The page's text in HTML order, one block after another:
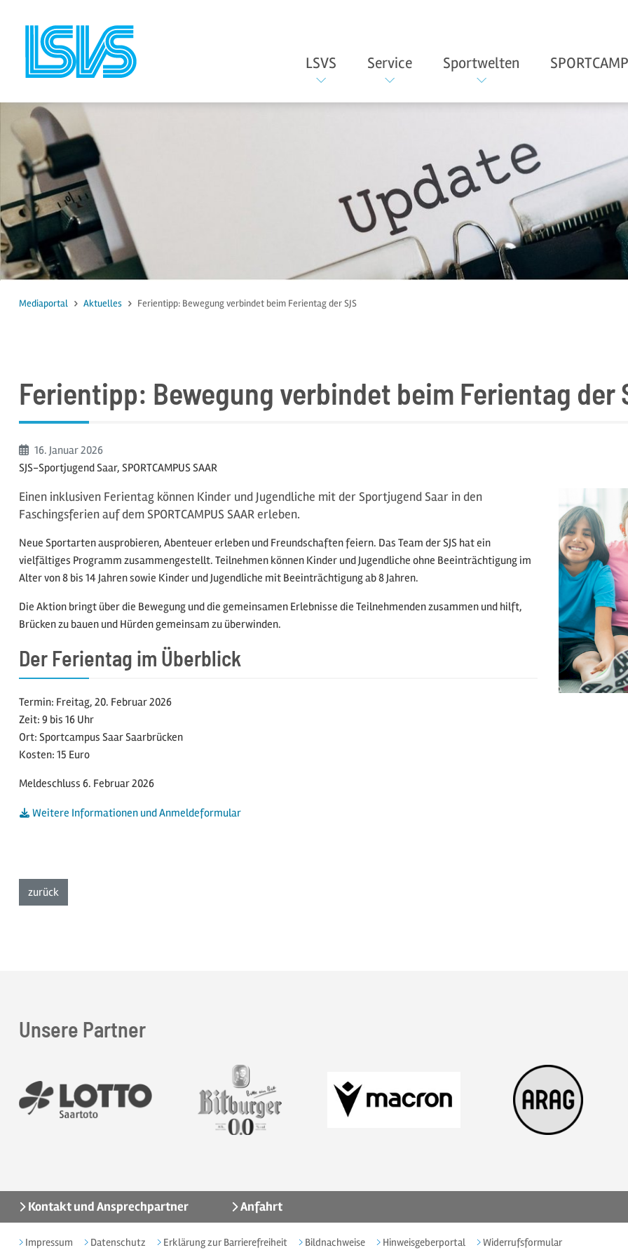
zum Inhalt
zur Suche
LSVS Service Sportwelten
Mediaportal Aktuelles Ferientipp: Bewegung verbindet beim Ferientag der SJS
Ferientipp: Bewegung verbindet beim Ferientag der
Beginn:
16. Januar2026
SJS-Sportjugend Saar, SPORTCAMPUS SAAR
Einen inklusiven Ferientag können Kinder und Jugendliche mit der Sportjugend Saar in den
Faschingsferien auf dem SPORTCAMPUS SAAR erleben.
Neue Sportarten ausprobieren, Abenteuer erleben und Freundschaften feiern. Das Team der SJS hat ein
vielfältiges Programm zusammengestellt. Teilnehmen können Kinder und Jugendliche ohne Beeinträchtigung im
Alter von 8 bis 14 Jahren sowie Kinder und Jugendliche mit Beeinträchtigung ab 8 Jahren.
Die Aktion bringt über die Bewegung und die gemeinsamen Erlebnisse die Teilnehmenden zusammen und hilft,
Brücken zu bauen und Hürden gemeinsam zu überwinden.
Der Ferientag im Überblick
Termin: Freitag, 20. Februar 2026
Zeit: 9 bis 16 Uhr
Ort: Sportcampus Saar Saarbrücken
Kosten: 15 Euro
Meldeschluss 6. Februar 2026
Weitere Informationen und Anmeldeformular
zurück
Unsere Partner
Kontakt und Ansprechpartner Anfahrt
Impressum Datenschutz Erklärung zur Barrierefreiheit Bildnachweise Hinweisgeberportal Widerrufsformular